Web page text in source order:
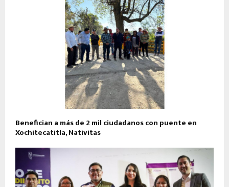
Benefician a más de 2 mil ciudadanos con puente en
Xochitecatitla, Nativitas